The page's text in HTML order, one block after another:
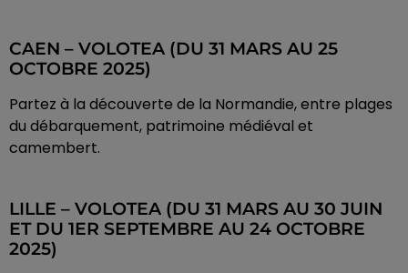
CAEN – VOLOTEA (DU 31 MARS AU 25
OCTOBRE 2025)
Partez à la découverte de la Normandie, entre plages
du débarquement, patrimoine médiéval et
camembert.
LILLE – VOLOTEA (DU 31 MARS AU 30 JUIN
ET DU 1ER SEPTEMBRE AU 24 OCTOBRE
2025)